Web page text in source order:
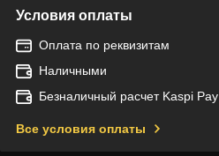
Условия оплаты
Оплата по реквизитам
Наличными
Безналичный расчет Kaspi Pay
Все условия оплаты